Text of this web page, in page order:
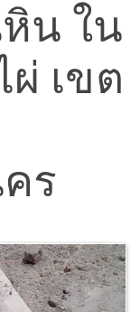
น ใน
เขต
ร